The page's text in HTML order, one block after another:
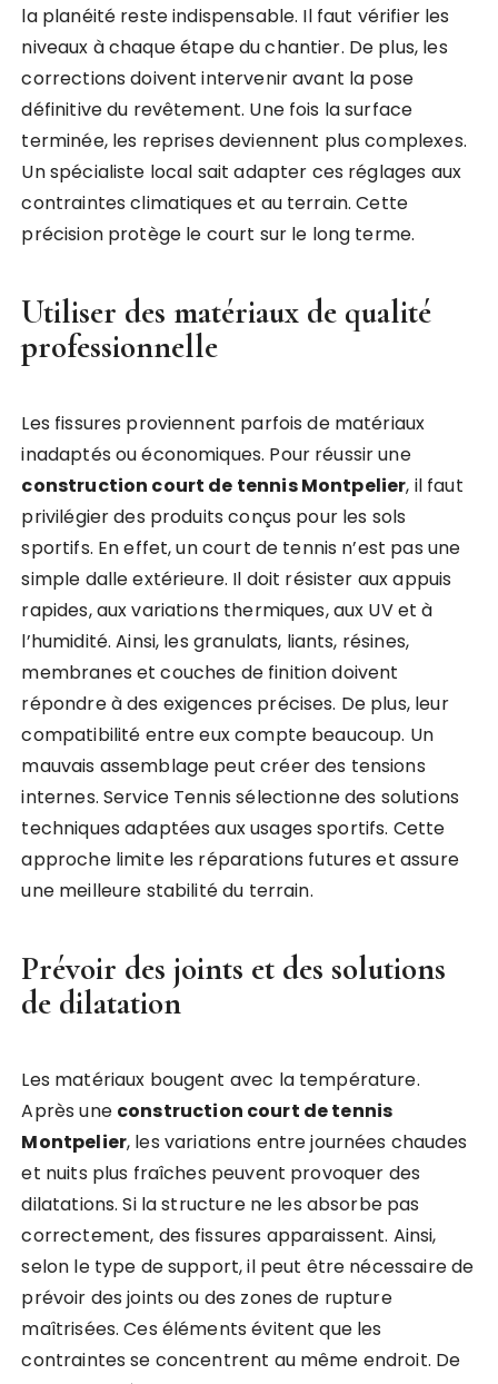
la planéité reste indispensable. Il faut vérifier les
niveaux à chaque étape du chantier. De plus, les
corrections doivent intervenir avant la pose
définitive du revêtement. Une fois la surface
terminée, les reprises deviennent plus complexes.
Un spécialiste local sait adapter ces réglages aux
contraintes climatiques et au terrain. Cette
précision protège le court sur le long terme.
Utiliser des matériaux de qualité
professionnelle
Les fissures proviennent parfois de matériaux
inadaptés ou économiques. Pour réussir une
construction court de tennis Montpelier, il faut
privilégier des produits conçus pour les sols
sportifs. En effet, un court de tennis n’est pas une
simple dalle extérieure. Il doit résister aux appuis
rapides, aux variations thermiques, aux UV et à
l’humidité. Ainsi, les granulats, liants, résines,
membranes et couches de finition doivent
répondre à des exigences précises. De plus, leur
compatibilité entre eux compte beaucoup. Un
mauvais assemblage peut créer des tensions
internes. Service Tennis sélectionne des solutions
techniques adaptées aux usages sportifs. Cette
approche limite les réparations futures et assure
une meilleure stabilité du terrain.
Prévoir des joints et des solutions
de dilatation
Les matériaux bougent avec la température.
Après une construction court de tennis
Montpelier, les variations entre journées chaudes
et nuits plus fraîches peuvent provoquer des
dilatations. Si la structure ne les absorbe pas
correctement, des fissures apparaissent. Ainsi,
selon le type de support, il peut être nécessaire de
prévoir des joints ou des zones de rupture
maîtrisées. Ces éléments évitent que les
contraintes se concentrent au même endroit. De